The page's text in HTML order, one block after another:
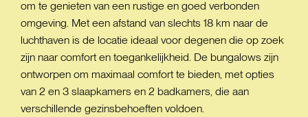
om te genieten van een rustige en goed verbonden
omgeving. Met een afstand van slechts 18 km naar de
luchthaven is de locatie ideaal voor degenen die op zoek
zijn naar comfort en toegankelijkheid. De bungalows zijn
ontworpen om maximaal comfort te bieden, met opties
van 2 en 3 slaapkamers en 2 badkamers, die aan
verschillende gezinsbehoeften voldoen.